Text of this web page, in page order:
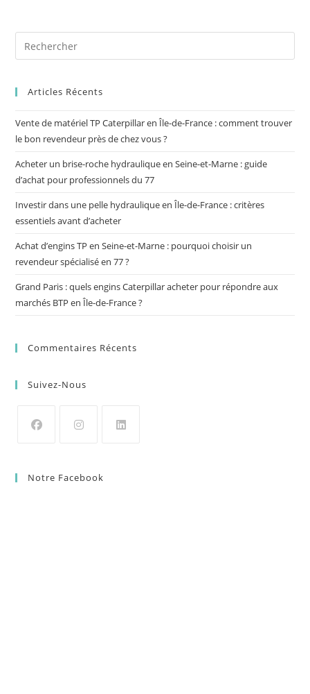
Articles Récents
Vente de matériel TP Caterpillar en Île-de-France : comment trouver
le bon revendeur près de chez vous ?
Acheter un brise-roche hydraulique en Seine-et-Marne : guide
d’achat pour professionnels du 77
Investir dans une pelle hydraulique en Île-de-France : critères
essentiels avant d’acheter
Achat d’engins TP en Seine-et-Marne : pourquoi choisir un
revendeur spécialisé en 77 ?
Grand Paris : quels engins Caterpillar acheter pour répondre aux
marchés BTP en Île-de-France ?
Commentaires Récents
Suivez-Nous
Notre Facebook